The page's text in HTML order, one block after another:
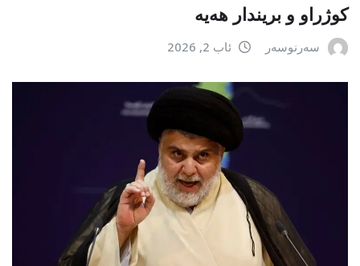
كوژراو و بریندار هەیە
سەرنوسەر ئاب 2, 2026